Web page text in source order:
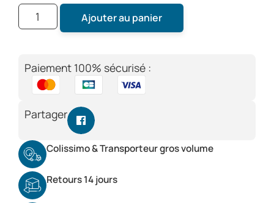
Ajouter au panier
Paiement 100% sécurisé :
Partager
Colissimo & Transporteur gros volume
Retours 14 jours